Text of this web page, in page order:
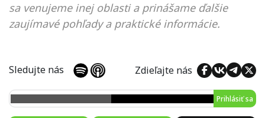
sa venujeme inej oblasti a prinášame ďalšie
zaujímavé pohľady a praktické informácie.
Sledujte nás Zdieľajte nás
Prihlásiť sa